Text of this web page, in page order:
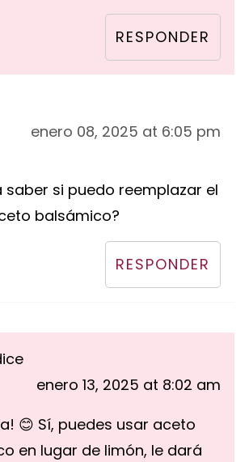
RESPONDER
enero 08, 2025 at 6:05 pm
saber si puedo reemplazar el
balsámico?
RESPONDER
enero 13, 2025 at 8:02 am
😊 Sí, puedes usar aceto
en lugar de limón, le dará